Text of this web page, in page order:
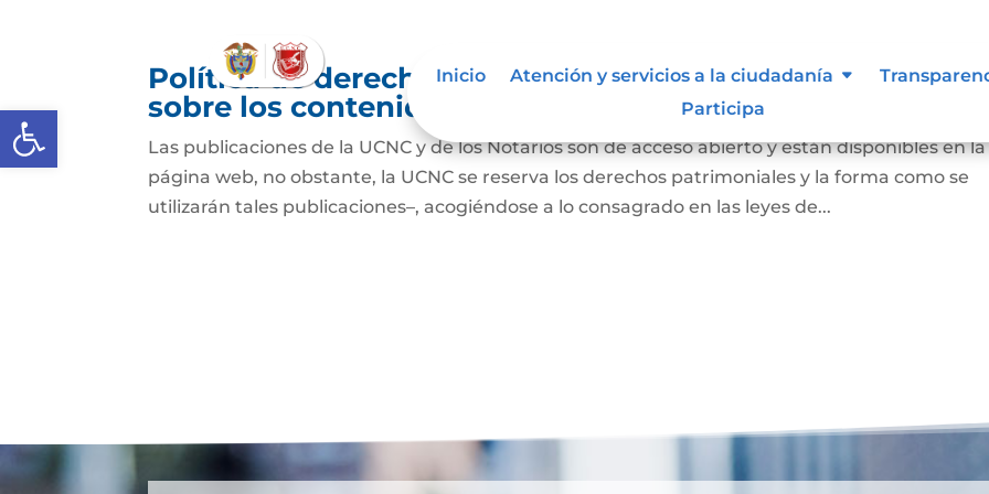
Abrir barra de herramientas
Inicio Atención y servicios a la ciudadanía
Participa
Política de derechos de autor y/o autorización de uso
sobre los contenidos
Las publicaciones de la UCNC y de los Notarios son de acceso abierto y están disponibles en la
página web, no obstante, la UCNC se reserva los derechos patrimoniales y la forma como se
utilizarán tales publicaciones–, acogiéndose a lo consagrado en las leyes de...